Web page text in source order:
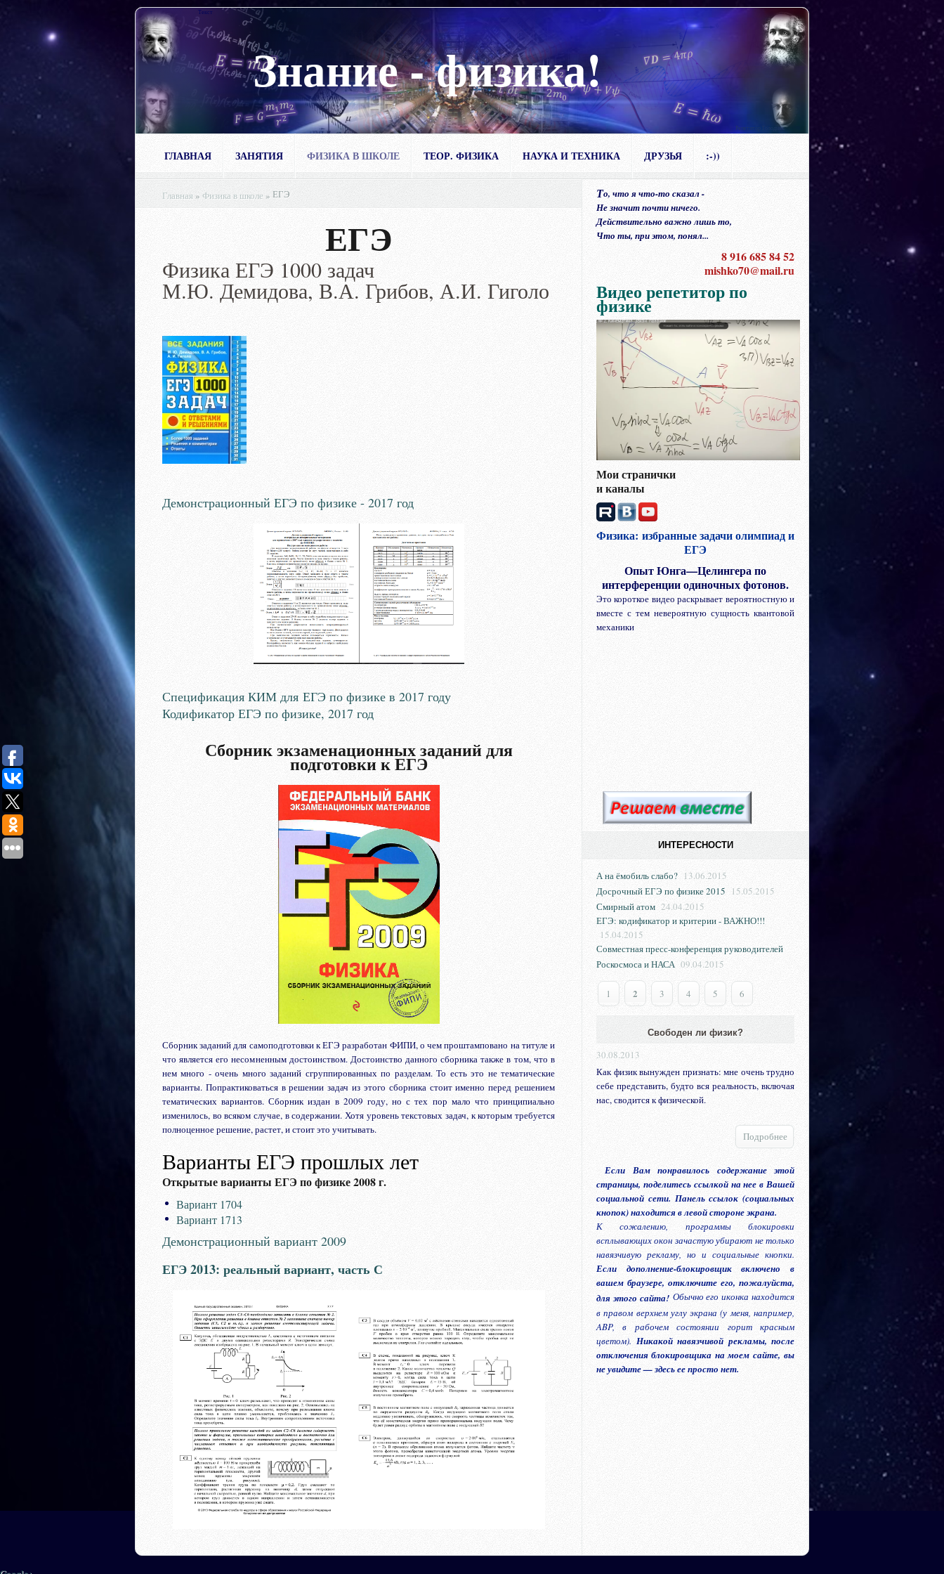
Знание - физика!
Текст
Репетитор Голодняк
ГЛАВНАЯ ЗАНЯТИЯ ФИЗИКА В ШКОЛЕ ТЕОР. ФИЗИКА НАУКА И ТЕХНИКА ДРУЗЬЯ :-))
Главная» Физика в школе » ЕГЭ
ЕГЭ
Физика ЕГЭ 1000 задач
М.Ю. Демидова, В.А. Грибов, А.И. Гиголо
Демонстрационный ЕГЭ по физике - 2017 год
Спецификация КИМ для ЕГЭ по физике в 2017 году
Кодификатор ЕГЭ по физике, 2017 год
Сборник экзаменационных заданий для
подготовки к ЕГЭ
Сборник заданий для самоподготовки к ЕГЭ разработан ФИПИ, о чем проштамповано на титуле и
что является его несомненным достоинством. Достоинство данного сборника также в том, что в
нем много - очень много заданий сгруппированных по разделам. То есть это не тематические
варианты. Попрактиковаться в решении задач из этого сборника стоит именно перед решением
тематических вариантов. Сборник издан в 2009 году, но с тех пор мало что принципиально
изменилось, во всяком случае, в содержании. Хотя уровень текстовых задач, к которым требуется
полноценное решение, растет, и стоит это учитывать.
Варианты ЕГЭ прошлых лет
Открытые варианты ЕГЭ по физике 2008 г.
Вариант 1704
Вариант 1713
Демонстрационный вариант 2009
ЕГЭ 2013: реальный вариант, часть С
То, что я что-то сказал -
Не значит почти ничего.
Действительно важно лишь то,
Что ты, при этом, понял...
8 916 685 84 52
mishko70@mail.ru
Видео репетитор по
физике
Мои странички
и каналы
Физика: избранные задачи олимпиад и
ЕГЭ
Опыт Юнга—Целингера по
интерференции одиночных фотонов.
Это короткое видео раскрывает вероятностную и
вместе с тем невероятную сущность квантовой
механики
ИНТЕРЕСНОСТИ
А на ёмобиль слабо? 13.06.2015
Досрочный ЕГЭ по физике 2015
15.05.2015
Смирный атом 24.04.2015
ЕГЭ: кодификатор и критерии - ВАЖНО!!!
15.04.2015
Совместная пресс-конференция руководителей
Роскосмоса и НАСА 09.04.2015
1 2 3 4 5 6
Свободен ли физик?
30.08.2013
Как физик вынужден признать: мне очень трудно
себе представить, будто вся реальность, включая
нас, сводится к физической.
Подробнее
Если Вам понравилось содержание этой
страницы, поделитесь ссылкой на нее в Вашей
социальной сети. Панель ссылок (социальных
кнопок) находится в левой стороне экрана.
К сожалению, программы блокировки
всплывающих окон зачастую убирают не только
навязчивую рекламу, но и социальные кнопки.
Если дополнение-блокировщик включено в
вашем браузере, отключите его, пожалуйста,
для этого сайта! Обычно его иконка находится
в правом верхнем углу экрана (у меня, например,
ABP, в рабочем состоянии горит красным
цветом). Никакой навязчивой рекламы, после
отключения блокировщика на моем сайте, вы
не увидите — здесь ее просто нет.